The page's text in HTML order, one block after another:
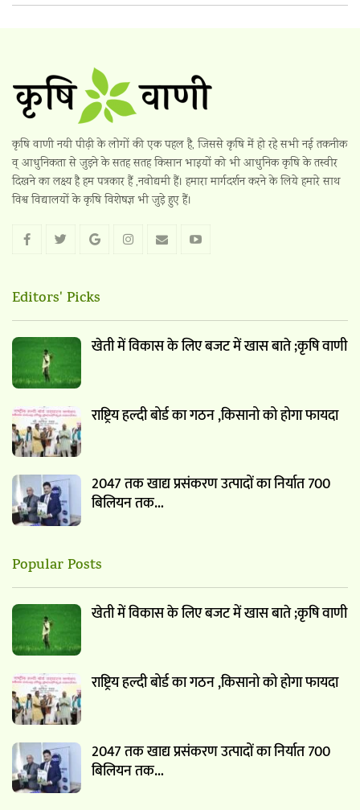
कृषि वाणी नयी पीढ़ी के लोगों की एक पहल है, जिससे कृषि में हो रहे सभी नई तकनीक
व् आधुनिकता से जुड़ने के सतह सतह किसान भाइयों को भी आधुनिक कृषि के तस्वीर
दिखने का लक्ष्य है हम पत्रकार हैं ,नवोद्यमी हैं। हमारा मार्गदर्शन करने के लिये हमारे साथ
विश्व विद्यालयों के कृषि विशेषज्ञ भी जुड़े हुए हैं।
Editors' Picks
खेती में विकास के लिए बजट में खास बाते ;कृषि वाणी
राष्ट्रिय हल्दी बोर्ड का गठन ,किसानो को होगा फायदा
2047 तक खाद्य प्रसंकरण उत्पादों का निर्यात 700
बिलियन तक…
Popular Posts
खेती में विकास के लिए बजट में खास बाते ;कृषि वाणी
राष्ट्रिय हल्दी बोर्ड का गठन ,किसानो को होगा फायदा
2047 तक खाद्य प्रसंकरण उत्पादों का निर्यात 700
बिलियन तक…